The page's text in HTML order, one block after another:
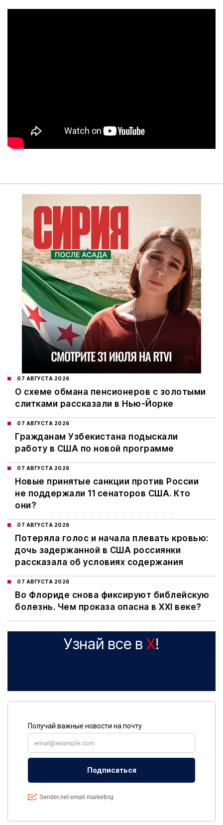
07 АВГУСТА 2026
О схеме обмана пенсионеров с золотыми
слитками рассказали в Нью-Йорке
07 АВГУСТА 2026
Гражданам Узбекистана подыскали
работу в США по новой программе
07 АВГУСТА 2026
Новые принятые санкции против России
не поддержали 11 сенаторов США. Кто
они?
07 АВГУСТА 2026
Потеряла голос и начала плевать кровью:
дочь задержанной в США россиянки
рассказала об условиях содержания
07 АВГУСТА 2026
Во Флориде снова фиксируют библейскую
болезнь. Чем проказа опасна в XXI веке?
Узнай все в X!